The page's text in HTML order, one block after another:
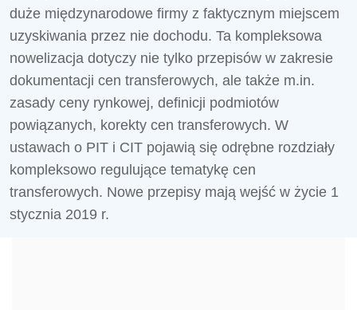
duże międzynarodowe firmy z faktycznym miejscem
uzyskiwania przez nie dochodu. Ta kompleksowa
nowelizacja dotyczy nie tylko przepisów w zakresie
dokumentacji cen transferowych, ale także m.in.
zasady ceny rynkowej, definicji podmiotów
powiązanych, korekty cen transferowych. W
ustawach o PIT i CIT pojawią się odrębne rozdziały
kompleksowo regulujące tematykę cen
transferowych. Nowe przepisy mają wejść w życie 1
stycznia 2019 r.